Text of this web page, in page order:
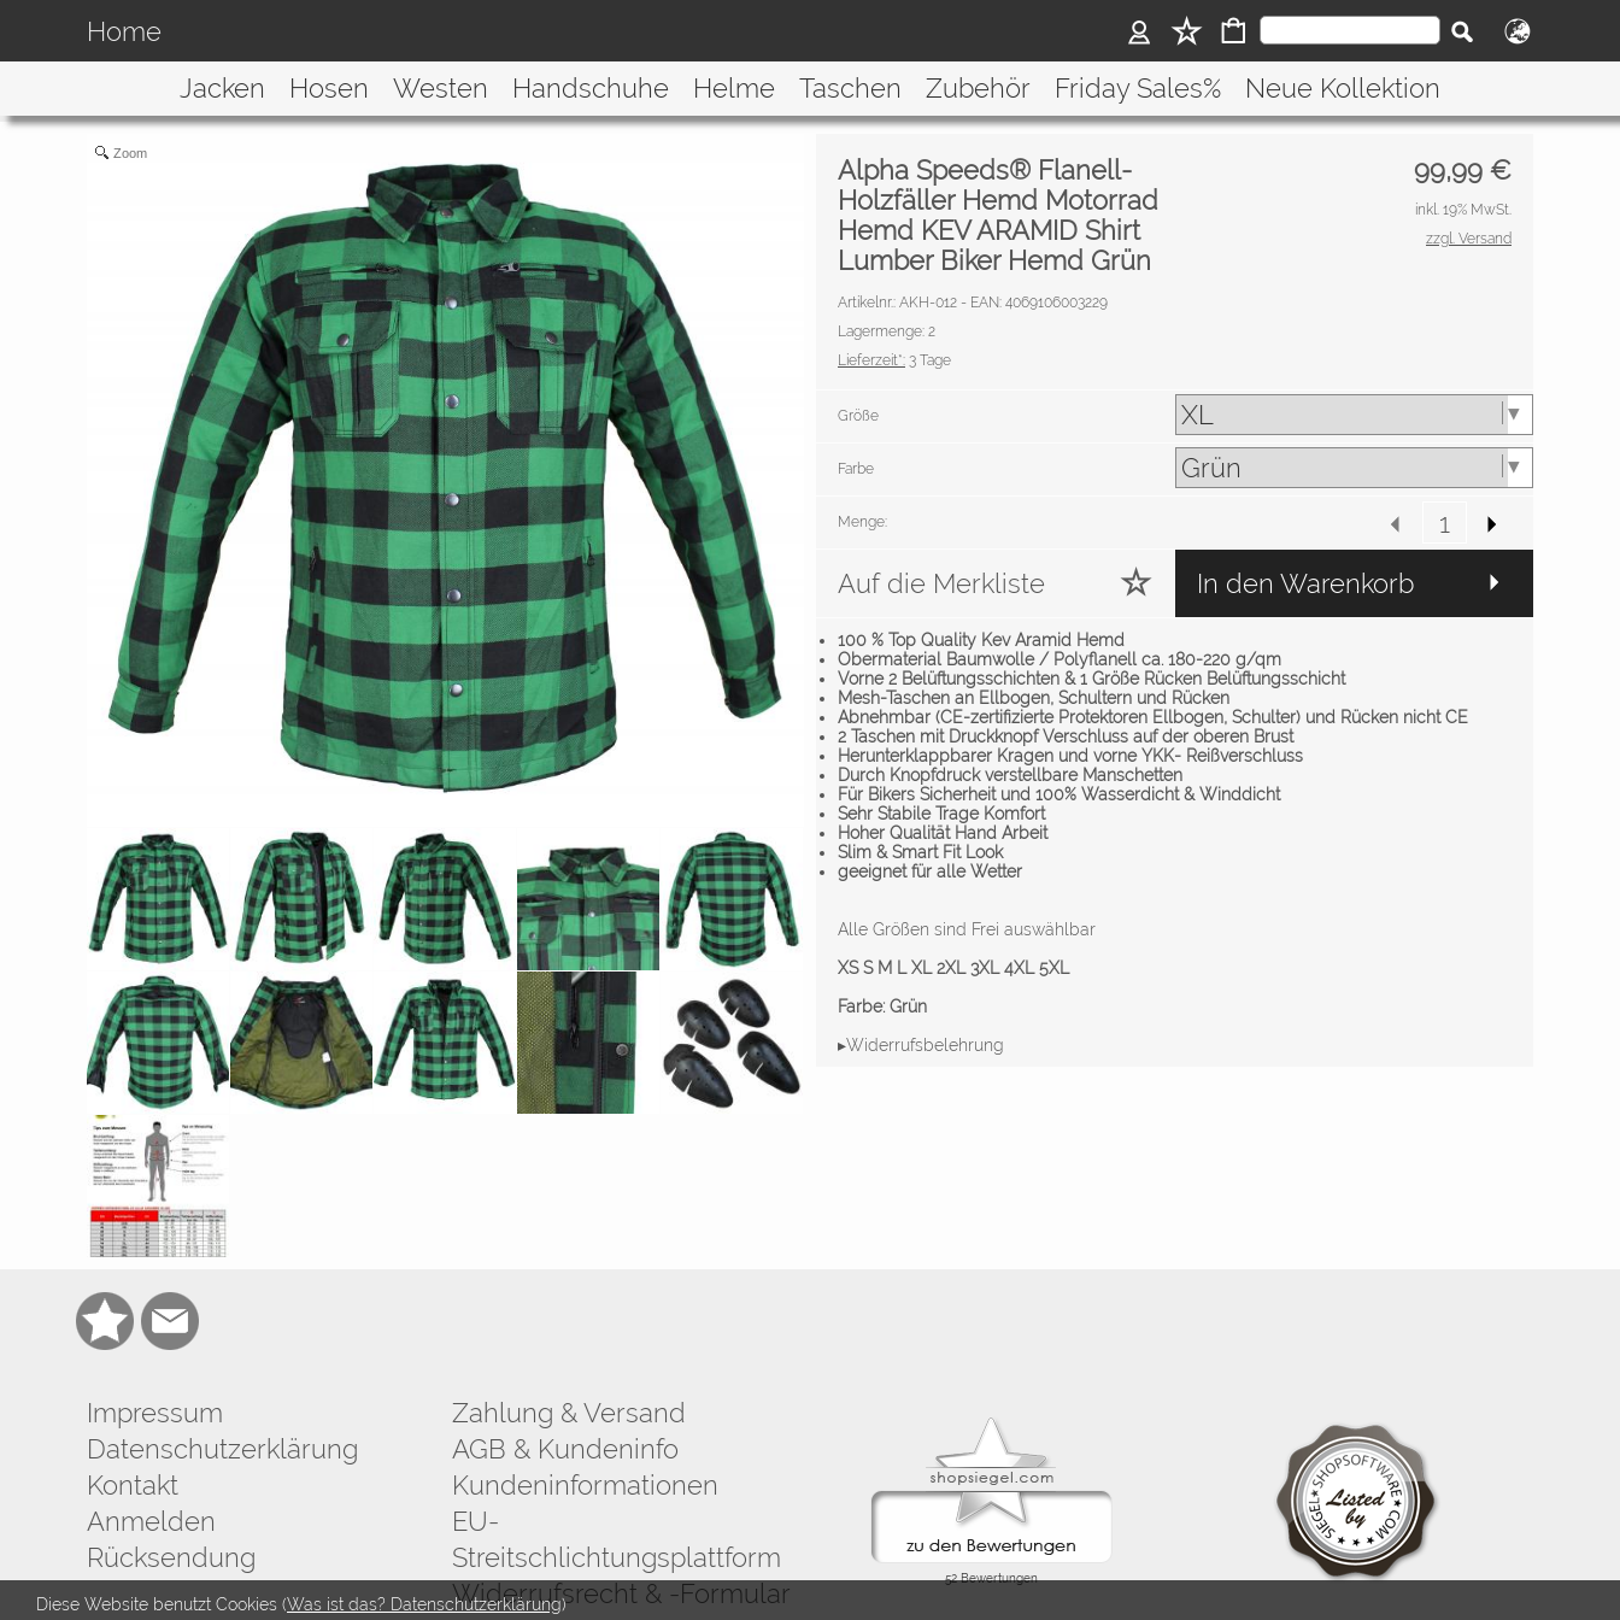
Home
Jacken
Hosen Westen Handschuhe Helme Taschen Zubehör Friday Sales% Neue Kollektion
Zoom
99,99 €
Alpha Speeds® Flanell-
Holzfäller Hemd Motorrad
Hemd KEV ARAMID Shirt
Lumber Biker Hemd Grün
Artikelnr.: AKH-012 - EAN: 4069106003229
Lagermenge: 2
Lieferzeit*: 3 Tage
inkl. 19% MwSt.
zzgl. Versand
Größe
Farbe
Menge:
Auf die Merkliste In den Warenkorb
100 % Top Quality Kev Aramid Hemd
Obermaterial Baumwolle / Polyflanell ca. 180-220 g/qm
Vorne 2 Belüftungsschichten & 1 Größe Rücken Belüftungsschicht
Mesh-Taschen an Ellbogen, Schultern und Rücken
Abnehmbar (CE-zertifizierte Protektoren Ellbogen, Schulter) und Rücken nicht CE
2 Taschen mit Druckknopf Verschluss auf der oberen Brust
Herunterklappbarer Kragen und vorne YKK- Reißverschluss
Durch Knopfdruck verstellbare Manschetten
Für Bikers Sicherheit und 100% Wasserdicht & Winddicht
Sehr Stabile Trage Komfort
Hoher Qualität Hand Arbeit
Slim & Smart Fit Look
geeignet für alle Wetter
Alle Größen sind Frei auswählbar
XS S M L XL 2XL 3XL 4XL 5XL
Farbe: Grün
▸Widerrufsbelehrung
Impressum
Datenschutzerklärung
Kontakt
Anmelden
Rücksendung
Zahlung & Versand
AGB & Kundeninfo
Kundeninformationen
EU-
Streitschlichtungsplattform
Widerrufsrecht & -Formular
Diese Website benutzt Cookies (Was ist das? Datenschutzerklärung)